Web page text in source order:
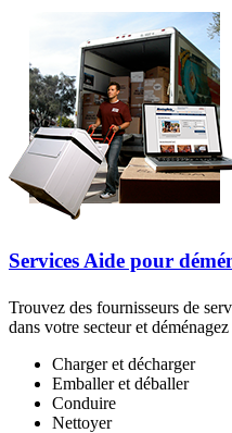
Services Aide pour
Trouvez des fournisseurs de
dans votre secteur et
Charger et décharger
Emballer et déballer
Conduire
Nettoyer